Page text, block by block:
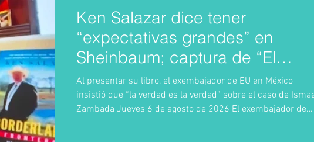
Ken Salazar dice tener
“expectativas grandes” en
Sheinbaum; captura de “El
Mayo” debería ser una victoria
de México y EU
Al presentar su libro, el exembajador de EU en México
insistió que “la verdad es la verdad” sobre el caso de
Zambada Jueves 6 de agosto de 2026 El exembajador de